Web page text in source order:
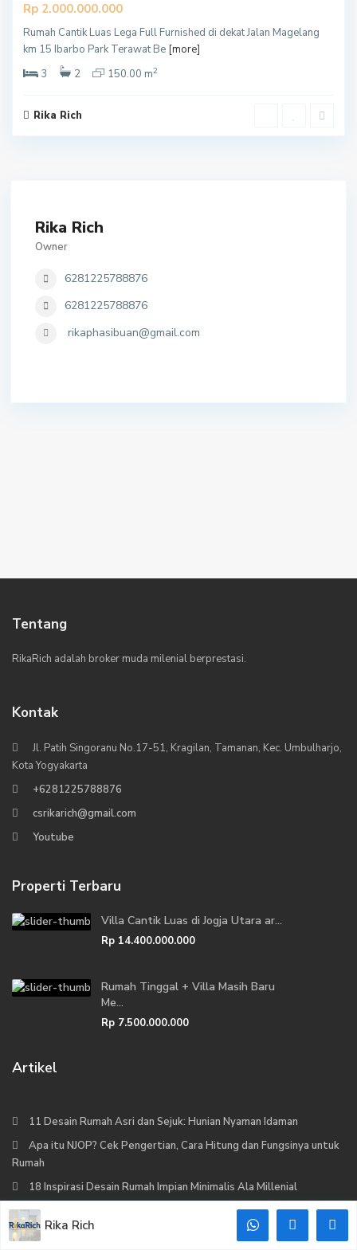
Rp 2.000.000.000
Rumah Cantik Luas Lega Full Furnished di dekat Jalan Magelang
km 15 Ibarbo Park Terawat Be [more]
3
2 150.00 m2
Rika Rich
Rika Rich
Owner
6281225788876
6281225788876
rikaphasibuan@gmail.com
Tentang
RikaRich adalah broker muda milenial berprestasi.
Kontak
Jl. Patih Singoranu No.17-51, Kragilan, Tamanan, Kec. Umbulharjo,
Kota Yogyakarta
+6281225788876
csrikarich@gmail.com
Youtube
Properti Terbaru
Villa Cantik Luas di Jogja Utara ar...
Rp 14.400.000.000
Rumah Tinggal + Villa Masih Baru
Me...
Rp 7.500.000.000
Artikel
11 Desain Rumah Asri dan Sejuk: Hunian Nyaman Idaman
Apa itu NJOP? Cek Pengertian, Cara Hitung dan Fungsinya untuk
Rumah
18 Inspirasi Desain Rumah Impian Minimalis Ala Millenial
Tips Untuk Anda Yang Akan Membeli Rumah
Rika Rich